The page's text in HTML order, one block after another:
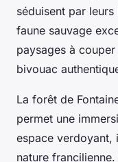
séduisent par leurs
faune sauvage
paysages à
bivouac
La forêt de
permet une
espace verdoyant,
nature